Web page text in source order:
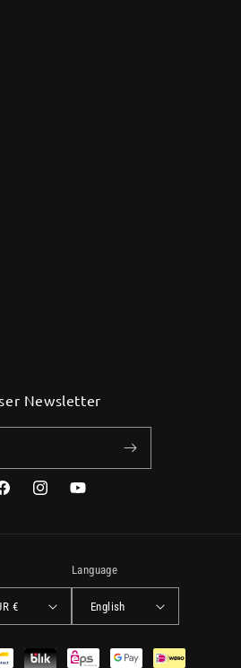
Newsletter
InstagramYouTube
Germany | EUR €
Language
English